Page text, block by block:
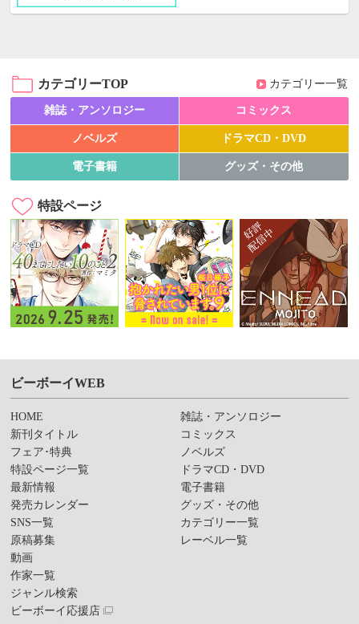
カテゴリーTOP カテゴリー一覧
雑誌・アンソロジー コミックス
ノベルズ ドラマCD・DVD
電子書籍 グッズ・その他
特設ページ
ビーボーイWEB
HOME
新刊タイトル
フェア･特典
特設ページ一覧
最新情報
発売カレンダー
SNS一覧
原稿募集
動画
作家一覧
ジャンル検索
ビーボーイ応援店
雑誌・アンソロジー
コミックス
ノベルズ
ドラマCD・DVD
電子書籍
グッズ・その他
カテゴリー一覧
レーベル一覧